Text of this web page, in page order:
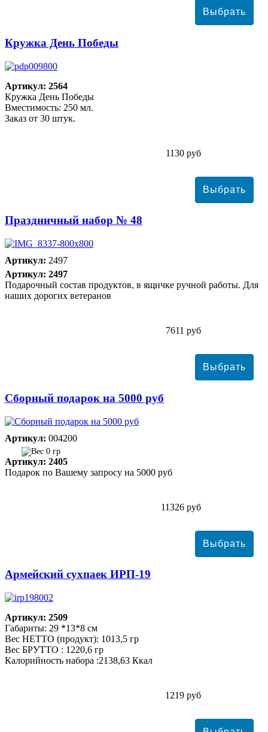
Кружка День Победы
Артикул: 2564
Кружка День Победы
Вместимость: 250 мл.
Заказ от 30 штук.
1130 руб
Праздничный набор № 48
Артикул: 2497
Артикул: 2497
Подарочный состав продуктов, в ящичке ручной работы. Для
наших дорогих ветеранов
7611 руб
Сборный подарок на 5000 руб
Артикул: 004200
0 гр
Артикул: 2405
Подарок по Вашему запросу на 5000 руб
11326 руб
Армейский сухпаек ИРП-19
Артикул: 2509
Габариты: 29 *13*8 см
Вес НЕТТО (продукт): 1013,5 гр
Вес БРУТТО : 1220,6 гр
Калорийность набора :2138,63 Ккал
1219 руб